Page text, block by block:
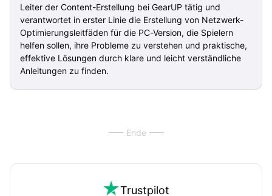
Leiter der Content-Erstellung bei GearUP tätig und
verantwortet in erster Linie die Erstellung von Netzwerk-
Optimierungsleitfäden für die PC-Version, die Spielern
helfen sollen, ihre Probleme zu verstehen und praktische,
effektive Lösungen durch klare und leicht verständliche
Anleitungen zu finden.
Ende
Trustpilot